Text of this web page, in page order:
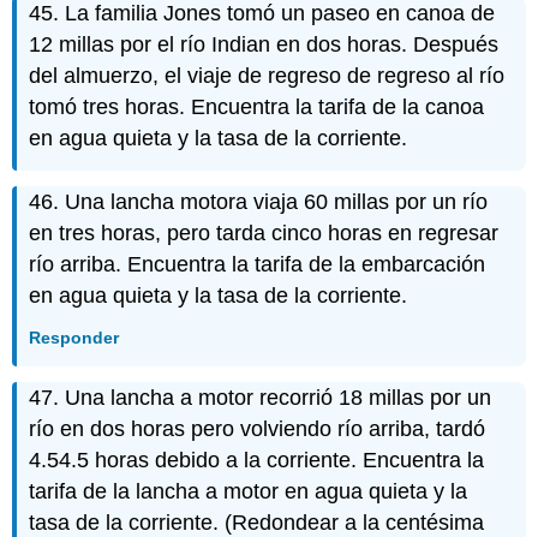
45. La familia Jones tomó un paseo en canoa de
12 millas por el río Indian en dos horas. Después
del almuerzo, el viaje de regreso de regreso al río
tomó tres horas. Encuentra la tarifa de la canoa
en agua quieta y la tasa de la corriente.
46. Una lancha motora viaja 60 millas por un río
en tres horas, pero tarda cinco horas en regresar
río arriba. Encuentra la tarifa de la embarcación
en agua quieta y la tasa de la corriente.
Responder
47. Una lancha a motor recorrió 18 millas por un
río en dos horas pero volviendo río arriba, tardó
4.54.5 horas debido a la corriente. Encuentra la
tarifa de la lancha a motor en agua quieta y la
tasa de la corriente. (Redondear a la centésima